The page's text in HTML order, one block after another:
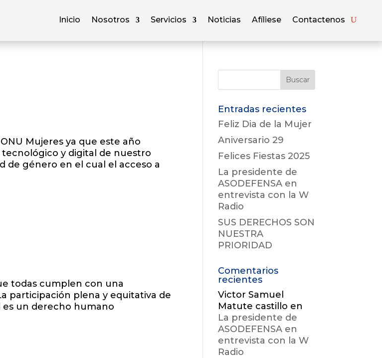
Inicio Nosotros Servicios Noticias Afíliese Contactenos
Mujeres ya que este año
y digital de nuestro
de género en el cual el acceso a
todas cumplen con una
participación plena y equitativa de
es un derecho humano
Entradas recientes
Feliz Dia de la Mujer
Aniversario 29
Felices Fiestas 2025
La presidente de
ASODEFENSA en
entrevista con la W
Radio
SUS DERECHOS SON
NUESTRA
PRIORIDAD
Comentarios
recientes
Victor Samuel
Matute castillo en
La presidente de
ASODEFENSA en
entrevista con la W
Radio